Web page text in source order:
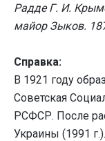
Радде Г. И.
майор Зыков.
Справка:
В 1921 году
Советская
РСФСР. После
Украины (1991